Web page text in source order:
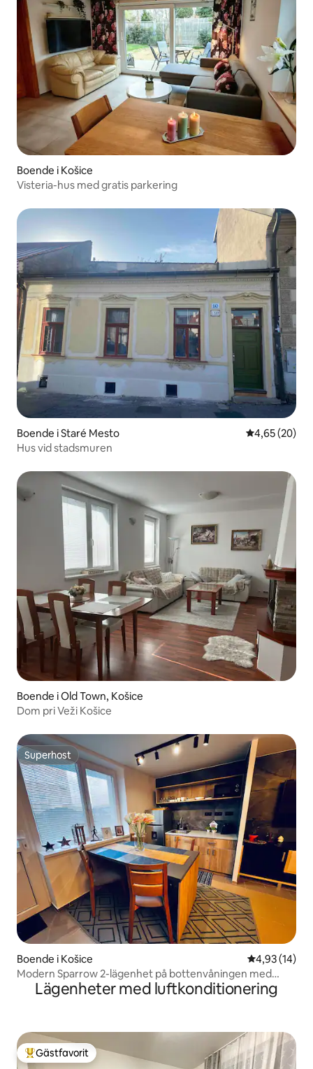
Boende i Košice
Visteria-hus med gratis parkering
Boende i Staré Mesto 4,65 av 5 i
4,65 (20)
Hus vid stadsmuren
Boende i Old Town, Košice
Dom pri Veži Košice
Superhost
Superhost
Boende i Košice 4,93 av 5 i
4,93 (14)
Modern Sparrow 2-lägenhet på bottenvåningen med
terrass.
Lägenheter med luftkonditionering
Populär gästfavorit
Gästfavorit